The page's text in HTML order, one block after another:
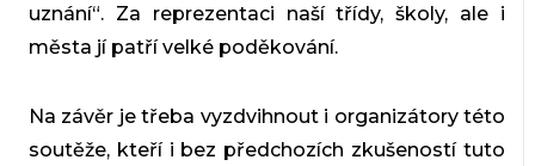
uznání“. Za reprezentaci naší třídy, školy, ale i
města jí patří velké poděkování.
Na závěr je třeba vyzdvihnout i organizátory této
soutěže, kteří i bez předchozích zkušeností tuto